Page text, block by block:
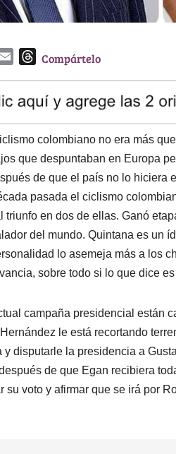
l
T
e
a
d
s
Compártelo
colombiano no era más
que despuntaban en Europa
de que el país no lo
pasada el ciclismo
triunfo en dos de ellas. Ganó
del mundo. Quintana es un
lo asemeja más a los
sobre todo si lo que dice
campaña presidencial están
le está recortando
y disputarle la presidencia a
de que Egan recibiera
su voto y afirmar que se irá por